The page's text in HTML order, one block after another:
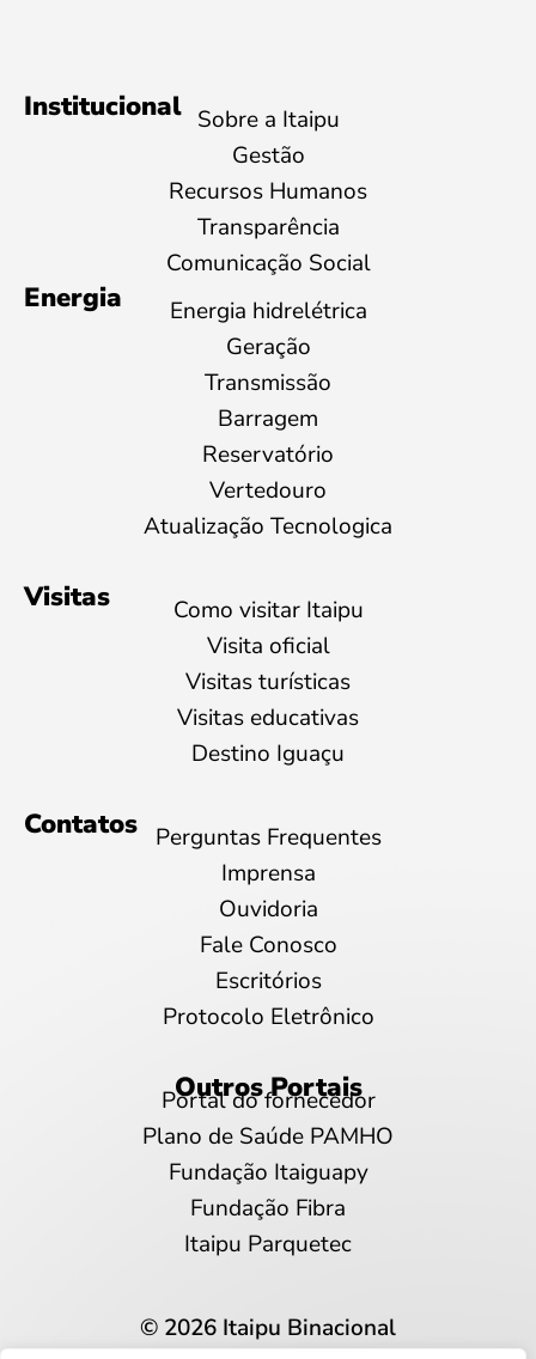
Institucional Sobre a Itaipu
Gestão
Recursos Humanos
Transparência
Comunicação Social
Energia
Energia hidrelétrica
Geração
Transmissão
Barragem
Reservatório
Vertedouro
Atualização Tecnologica
Visitas
Como visitar Itaipu
Visita oficial
Visitas turísticas
Visitas educativas
Destino Iguaçu
Contatos
Perguntas Frequentes
Imprensa
Ouvidoria
Fale Conosco
Escritórios
Protocolo Eletrônico
Outros Portais
Portal do fornecedor
Plano de Saúde PAMHO
Fundação Itaiguapy
Fundação Fibra
Itaipu Parquetec
© 2026 Itaipu Binacional